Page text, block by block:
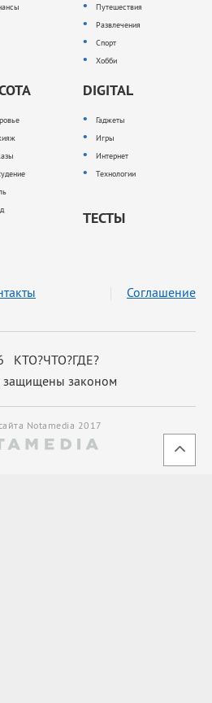
Путешествия
Развлечения
Спорт
Хобби
DIGITAL
Гаджеты
Игры
Интернет
Технологии
ТЕСТЫ
КТО?ЧТО?ГДЕ?
защищены законом
Соглашение
Notamedia 2017